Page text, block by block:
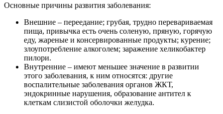
Основные причины развития заболевания:
Внешние – переедание; грубая, трудно перевариваемая
пища, привычка есть очень соленую, пряную, горячую
еду, жареные и консервированные продукты; курение;
злоупотребление алкоголем; заражение хеликобактер
пилори.
Внутренние – имеют меньшее значение в развитии
этого заболевания, к ним относятся: другие
воспалительные заболевания органов ЖКТ,
эндокринные нарушения, образование антител к
клеткам слизистой оболочки желудка.